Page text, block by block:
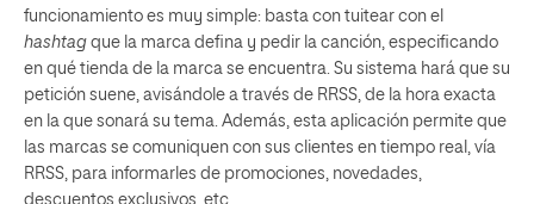
funcionamiento es muy simple: basta con tuitear con el
hashtag que la marca defina y pedir la canción, especificando
en qué tienda de la marca se encuentra. Su sistema hará que su
petición suene, avisándole a través de RRSS, de la hora exacta
en la que sonará su tema. Además, esta aplicación permite que
las marcas se comuniquen con sus clientes en tiempo real, vía
RRSS, para informarles de promociones, novedades,
descuentos exclusivos, etc.